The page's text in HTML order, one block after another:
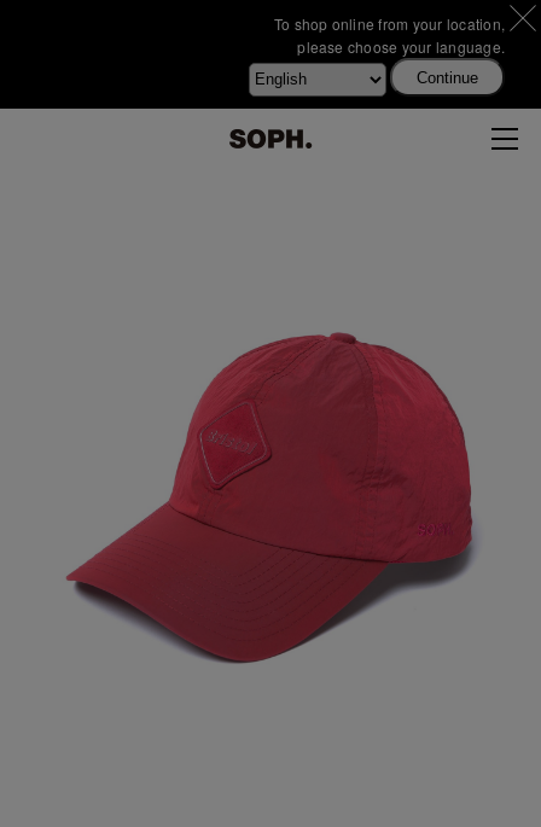
To shop online from your location,
please choose your language.
Continue